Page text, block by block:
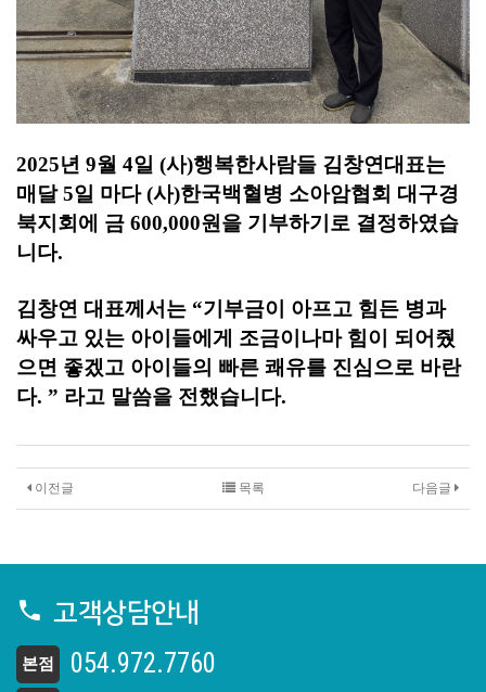
2025년 9월 4일 (사)행복한사람들 김창연대표는
매달5일 마다(사)한국백혈병 소아암협회 대구경
북지회에 금 600,000원을 기부하기로 결정하였습
니다.
김창연 대표께서는 “기부금이 아프고 힘든 병과
싸우고 있는 아이들에게 조금이나마 힘이 되어줬
으면 좋겠고 아이들의 빠른 쾌유를 진심으로 바란
다. ” 라고 말씀을 전했습니다.
이전글 다음글
목록
고객상담안내
본점
054.972.7760